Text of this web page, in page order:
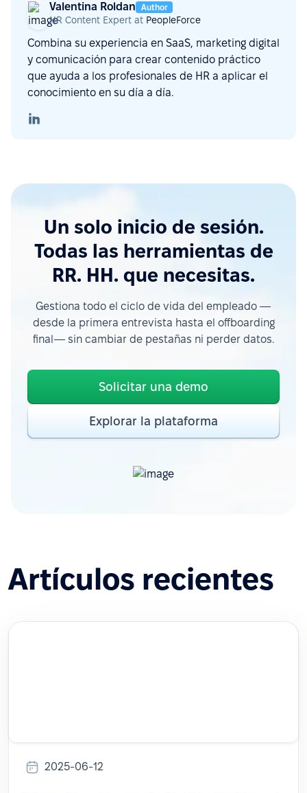
Valentina Roldan Author
HR Content Expert at PeopleForce
Combina su experiencia en SaaS, marketing digital
y comunicación para crear contenido práctico
que ayuda a los profesionales de HR a aplicar el
conocimiento en su día a día.
Un solo inicio de sesión.
Todas las herramientas de
RR. HH. que necesitas.
Gestiona todo el ciclo de vida del empleado —
desde la primera entrevista hasta el offboarding
final— sin cambiar de pestañas ni perder datos.
Solicitar una demo
Explorar la plataforma
Artículos recientes
2025-06-12